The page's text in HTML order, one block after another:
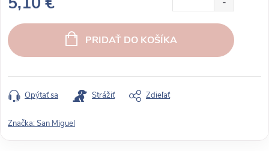
e
d
o
t
o
PRIDAŤ DO KOŠÍKA
Opýtať sa Strážiť Zdieľať
Značka:San Miguel